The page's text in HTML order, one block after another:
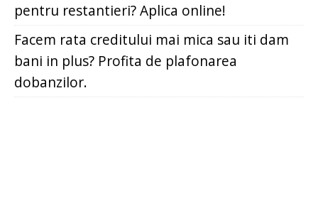
pentru restantieri? Aplica online!
Facem rata creditului mai mica sau iti dam
bani in plus? Profita de plafonarea
dobanzilor.